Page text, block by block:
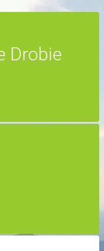
Drobie